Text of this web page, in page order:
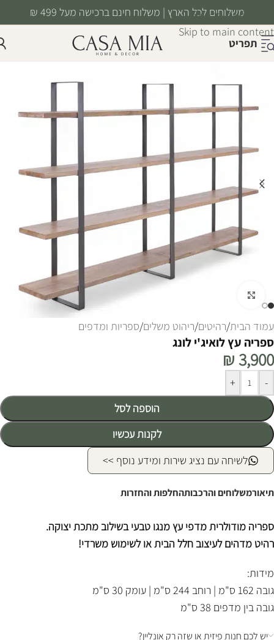
Skip to navigation
Skip to main content
משלוחים לכל הארץ | משלוח חינם ברכישה מעל 499 ₪
תפריט
עמוד הבית/רהיטים/ריהוט משלים/ספריות ומדפים
ספריה עץ לואיג'י לונג
₪3,900
-
+
הוספה לסל
לקנות עכשיו
Alternative:
לשיחה עם נציג שירות ומידע נוסף >>
תיאורמשלוחים והרכבותהחלפות והחזרות
ספריה מודולרית מדפי עץ מנגו טבעי בשילוב מתכת יצוקה.
רהיט מדהים לעיצוב חלל הבית או לשימוש משרדי!
מידות:
גובה 162 ס"מ | רוחב 244 ס"מ | עומק 30 ס"מ
גובה בין מדפים 38 ס"מ
יש לכם חנות פיזית או שזה רק אונליין?